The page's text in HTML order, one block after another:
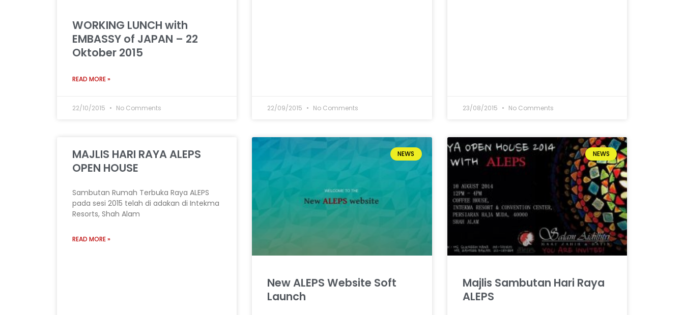
WORKING LUNCH with
EMBASSY of JAPAN – 22
Oktober 2015
READ MORE »
22/10/2015 No Comments 22/09/2015 No Comments 23/08/2015 No Comments
MAJLIS HARI RAYA ALEPS
OPEN HOUSE
Sambutan Rumah Terbuka Raya ALEPS
pada sesi 2015 telah di adakan di Intekma
Resorts, Shah Alam
READ MORE »
NEWS
New ALEPS Website Soft
Launch
NEWS
Majlis Sambutan Hari Raya
ALEPS